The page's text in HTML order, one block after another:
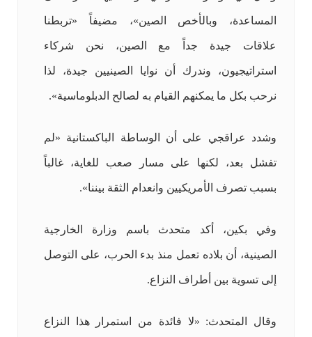
المساعدة، وبالأخص الصين»، مضيفاً «تربطنا
علاقات جيدة جداً مع الصين، نحن شركاء
استراتيجيون، وندرك أن نوايا الصينيين جيدة، لذا
نرحب بكل ما يمكنهم القيام به لصالح الدبلوماسية».
وشدد عراقجي على أن الوساطة الباكستانية «لم
تفشل بعد، لكنها على مسار صعب للغاية، غالباً
بسبب تصرف الأمريكيين وانعدام الثقة بيننا».
وفي بكين، أكد متحدث باسم وزارة الخارجية
الصينية، أن بلاده تعمل منذ بدء الحرب، على التوصل
إلى تسوية بين أطراف النزاع.
وقال المتحدث: «لا فائدة من استمرار هذا النزاع